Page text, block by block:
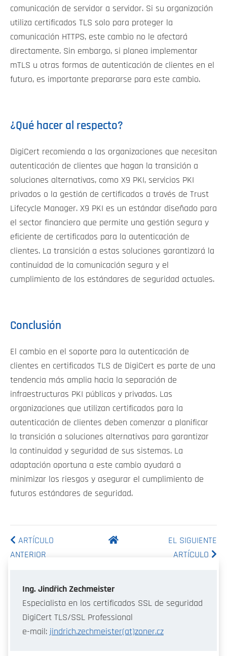
comunicación de servidor a servidor. Si su organización
utiliza certificados TLS solo para proteger la
comunicación HTTPS, este cambio no le afectará
directamente. Sin embargo, si planea implementar
mTLS u otras formas de autenticación de clientes en el
futuro, es importante prepararse para este cambio.
¿Qué hacer al respecto?
DigiCert recomienda a las organizaciones que necesitan
autenticación de clientes que hagan la transición a
soluciones alternativas, como X9 PKI, servicios PKI
privados o la gestión de certificados a través de Trust
Lifecycle Manager. X9 PKI es un estándar diseñado para
el sector financiero que permite una gestión segura y
eficiente de certificados para la autenticación de
clientes. La transición a estas soluciones garantizará la
continuidad de la comunicación segura y el
cumplimiento de los estándares de seguridad actuales.
Conclusión
El cambio en el soporte para la autenticación de
clientes en certificados TLS de DigiCert es parte de una
tendencia más amplia hacia la separación de
infraestructuras PKI públicas y privadas. Las
organizaciones que utilizan certificados para la
autenticación de clientes deben comenzar a planificar
la transición a soluciones alternativas para garantizar
la continuidad y seguridad de sus sistemas. La
adaptación oportuna a este cambio ayudará a
minimizar los riesgos y asegurar el cumplimiento de
futuros estándares de seguridad.
ARTÍCULO
ANTERIOR
EL SIGUIENTE
ARTÍCULO
Ing. Jindřich Zechmeister
Especialista en los certificados SSL de seguridad
DigiCert TLS/SSL Professional
e-mail: jindrich.zechmeister(at)zoner.cz